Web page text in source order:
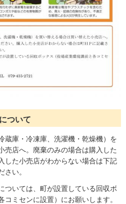
ついて
蔵庫・冷凍庫、洗濯機・乾燥機）を
売店へ。廃棄のみの場合は購入した
した小売店がわからない場合は下記
さい。
ついては、町が設置している回収ボ
コミセンに設置）にお願いします。